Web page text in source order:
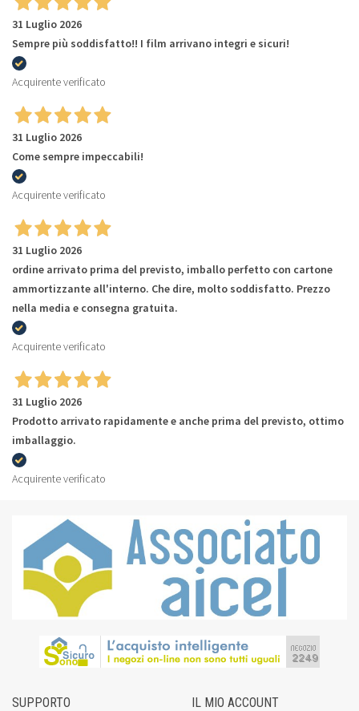
31 Luglio 2026
Sempre più soddisfatto!! I film arrivano integri e sicuri!
Acquirente verificato
31 Luglio 2026
Come sempre impeccabili!
Acquirente verificato
31 Luglio 2026
ordine arrivato prima del previsto, imballo perfetto con cartone
ammortizzante all'interno. Che dire, molto soddisfatto. Prezzo
nella media e consegna gratuita.
Acquirente verificato
31 Luglio 2026
Prodotto arrivato rapidamente e anche prima del previsto, ottimo
imballaggio.
Acquirente verificato
SUPPORTO IL MIO ACCOUNT